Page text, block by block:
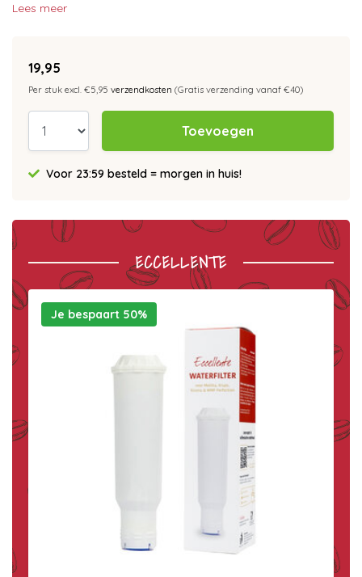
Lees meer
19,95
Per stuk excl. €5,95 verzendkosten (Gratis verzending vanaf €40)
Toevoegen
Voor 23:59 besteld = morgen in huis!
ECCELLENTE
Je bespaart 50%